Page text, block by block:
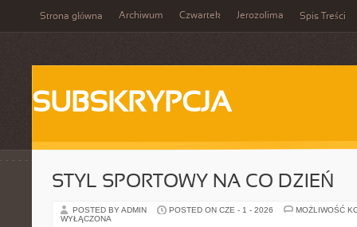
Strona główna Archiwum Czwartek Jerozolima Spis Treści
SUBSKRYPCJA
STYL SPORTOWY NA CO DZIEŃ
POSTED BY ADMIN POSTED ON CZE - 1 - 2026
MOŻLIWOŚĆ
WYŁĄCZONA